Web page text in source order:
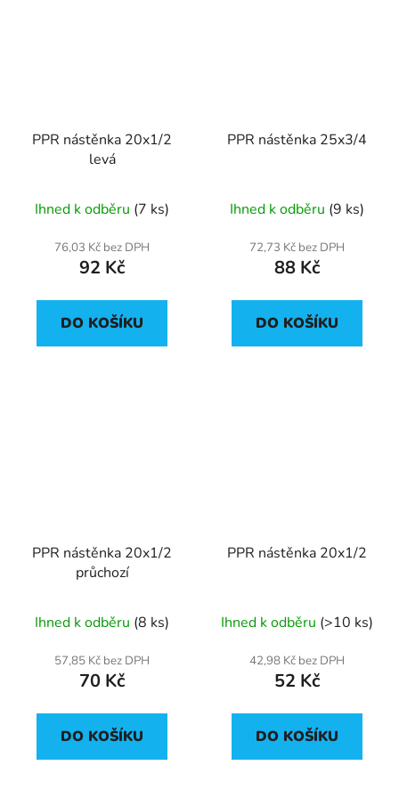
PPR nástěnka 20x1/2
levá
Ihned k odběru (7 ks)
76,03 Kč bez DPH
92 Kč
DO KOŠÍKU
PPR nástěnka 25x3/4
Ihned k odběru (9 ks)
72,73 Kč bez DPH
88 Kč
DO KOŠÍKU
PPR nástěnka 20x1/2
průchozí
Ihned k odběru (8 ks)
57,85 Kč bez DPH
70 Kč
DO KOŠÍKU
PPR nástěnka 20x1/2
Ihned k odběru (>10 ks)
42,98 Kč bez DPH
52 Kč
DO KOŠÍKU